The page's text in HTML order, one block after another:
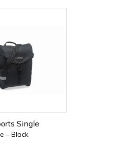
Single
– Black